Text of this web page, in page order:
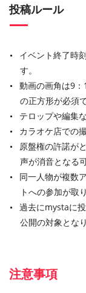
投稿ルール
イベント終了時
す。
動画の画角は9
の正方形が必須で
テロップや編集
カラオケ店での
原盤権の許諾が
声が消音となる
同一人物が複数
トへの参加が取
過去にmystaに
公開の対象とな
注意事項